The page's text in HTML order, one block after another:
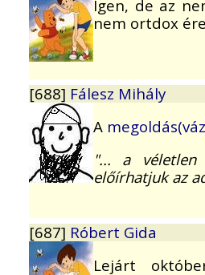
Igen, de az
nem ortdox
[688] Fálesz Mihály
A
"... a véletlen
előírhatjuk az
[687] Róbert Gida
Lejárt